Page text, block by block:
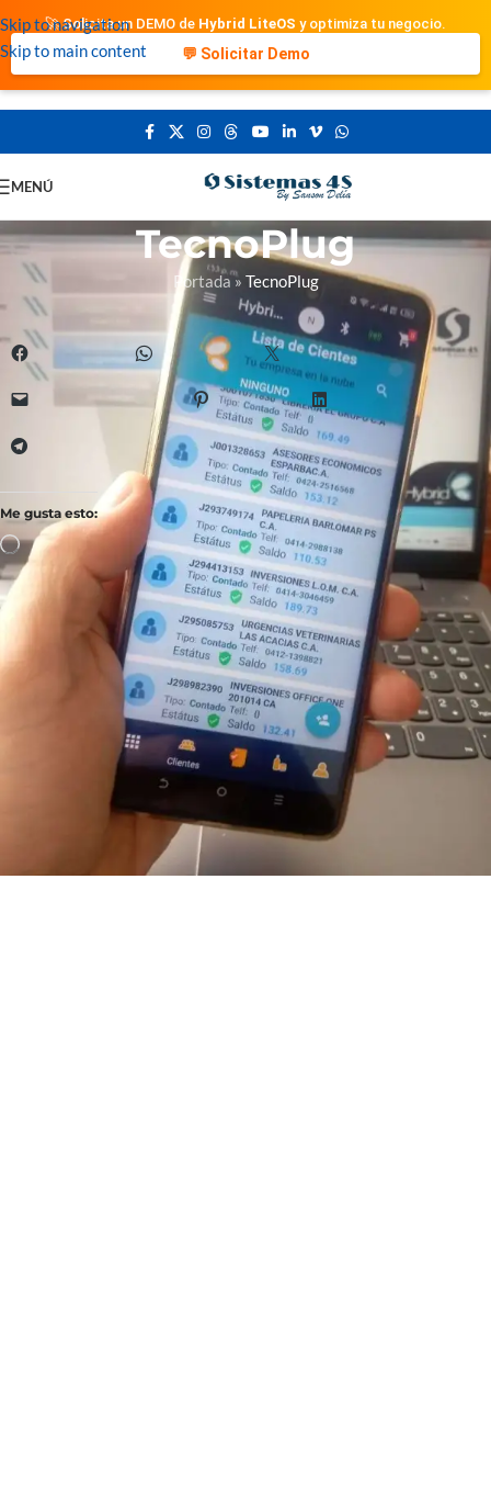
Skip to navigation
Skip to main content
🚀 Solicita un DEMO de Hybrid LiteOS y optimiza tu negocio.
💬 Solicitar Demo
MENÚ
TecnoPlug
Portada» TecnoPlug
Comparte esto:
Facebook WhatsApp X
Correo electrónico Pinterest LinkedIn
Me gusta esto: